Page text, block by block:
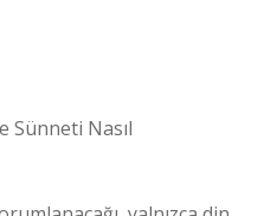
Sünneti Nasıl